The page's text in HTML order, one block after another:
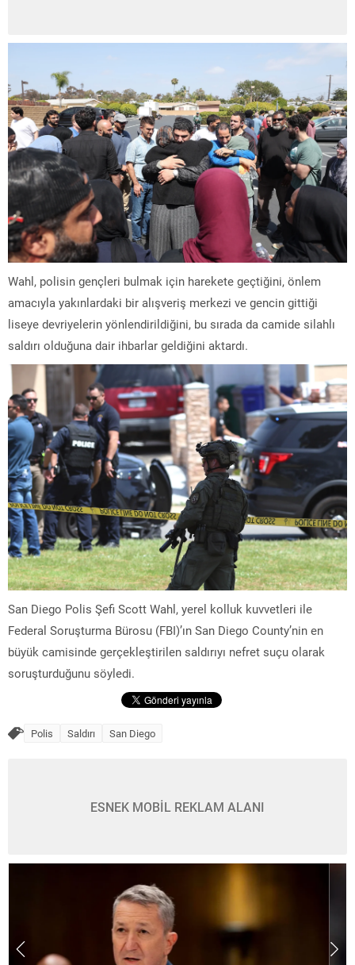
Wahl, polisin gençleri bulmak için harekete geçtiğini, önlem
amacıyla yakınlardaki bir alışveriş merkezi ve gencin gittiği
liseye devriyelerin yönlendirildiğini, bu sırada da camide silahlı
saldırı olduğuna dair ihbarlar geldiğini aktardı.
San Diego Polis Şefi Scott Wahl, yerel kolluk kuvvetleri ile
Federal Soruşturma Bürosu (FBI)’ın San Diego County’nin en
büyük camisinde gerçekleştirilen saldırıyı nefret suçu olarak
soruşturduğunu söyledi.
Polis Saldırı San Diego
ESNEK MOBİL REKLAM ALANI